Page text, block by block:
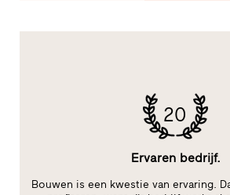
20
Ervaren bedrijf.
Bouwen is een kwestie van ervaring.